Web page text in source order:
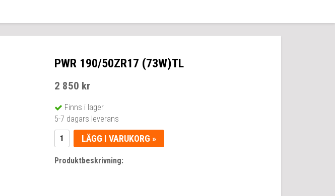
PWR 190/50ZR17 (73W)TL
2 850 kr
Finns i lager
5-7 dagars leverans
LÄGG I VARUKORG »
Produktbeskrivning: